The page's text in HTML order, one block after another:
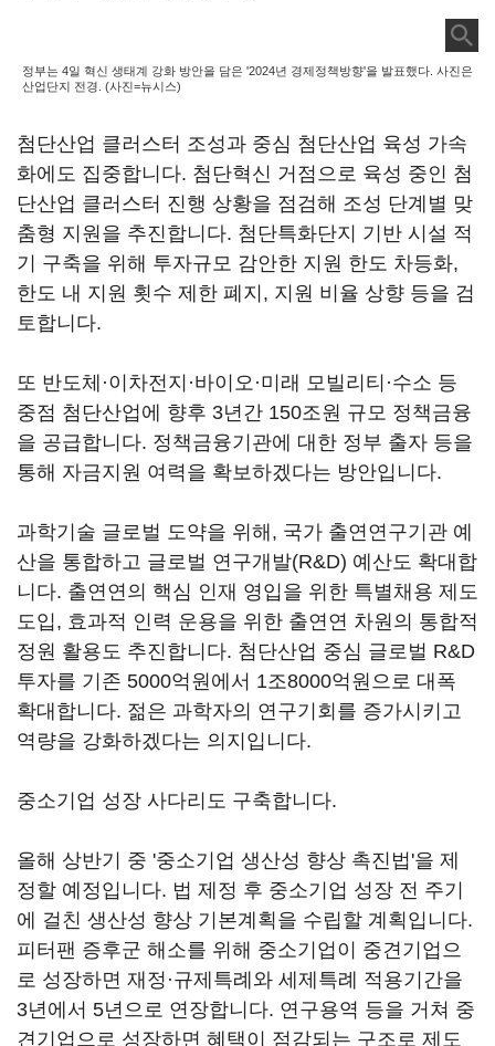
정부는 4일 혁신 생태계 강화 방안을 담은 '2024년 경제정책방향'을 발표했다. 사진은
산업단지 전경. (사진=뉴시스)
첨단산업 클러스터 조성과 중심 첨단산업 육성 가속
화에도 집중합니다. 첨단혁신 거점으로 육성 중인 첨
단산업 클러스터 진행 상황을 점검해 조성 단계별 맞
춤형 지원을 추진합니다. 첨단특화단지 기반 시설 적
기 구축을 위해 투자규모 감안한 지원 한도 차등화,
한도 내 지원 횟수 제한 폐지, 지원 비율 상향 등을 검
토합니다.
또 반도체·이차전지·바이오·미래 모빌리티·수소 등
중점 첨단산업에 향후 3년간 150조원 규모 정책금융
을 공급합니다. 정책금융기관에 대한 정부 출자 등을
통해 자금지원 여력을 확보하겠다는 방안입니다.
과학기술 글로벌 도약을 위해, 국가 출연연구기관 예
산을 통합하고 글로벌 연구개발(R&D) 예산도 확대합
니다. 출연연의 핵심 인재 영입을 위한 특별채용 제도
도입, 효과적 인력 운용을 위한 출연연 차원의 통합적
정원 활용도 추진합니다. 첨단산업 중심 글로벌 R&D
투자를 기존 5000억원에서 1조8000억원으로 대폭
확대합니다. 젊은 과학자의 연구기회를 증가시키고
역량을 강화하겠다는 의지입니다.
중소기업 성장 사다리도 구축합니다.
올해 상반기 중 '중소기업 생산성 향상 촉진법'을 제
정할 예정입니다. 법 제정 후 중소기업 성장 전 주기
에 걸친 생산성 향상 기본계획을 수립할 계획입니다.
피터팬 증후군 해소를 위해 중소기업이 중견기업으
로 성장하면 재정·규제특례와 세제특례 적용기간을
3년에서 5년으로 연장합니다. 연구용역 등을 거쳐 중
견기업으로 성장하면 혜택이 점감되는 구조로 제도